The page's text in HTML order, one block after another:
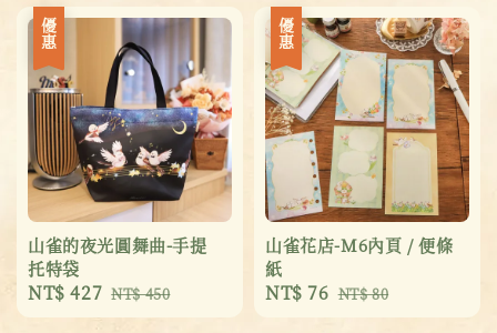
優惠
山雀的夜光圓舞曲-手提
托特袋
Sale
price
NT$ 427 Regular
price
NT$ 450
優惠
山雀花店-M6內頁 / 便條
紙
Sale
NT$ 76 Regular
NT$ 80